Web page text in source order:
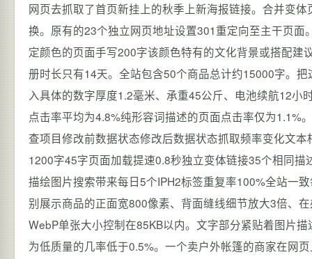
网页去抓取了首页新挂上的秋季上新海报链接。合并变
换。原有的23个独立网页地址设置301重定向至主干页
定颜色的页面手写200字该颜色特有的文化背景或搭配
册时长只有14天。全站包含50个商品总计约15000字。把
入具体的数字厚度1.2毫米、承重45公斤、电池续航12
点击率平均为4.8%纯形容词描述的页面点击率仅为
查项目修改前数据状态修改后数据状态抓取频率变化文
1200字45字页面加载提速0.8秒独立变体链接35个相同
描绘图片搜索带来每日5个IPH2标签重复率100%全站一
别展示商品的正面宽800像素、背面缝线细节放大3倍、
WebP单张大小控制在85KB以内。文字部分紧贴着图片
为低质量的几率低于0.5%。一个卖户外帐篷的商家在网